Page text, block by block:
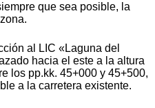
que sea posible, la
al LIC «Laguna del
hacia el este a la altura
los pp.kk. 45+000 y 45+500,
a la carretera existente.